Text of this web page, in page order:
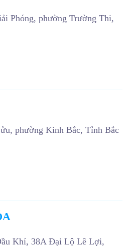
Phóng, phường Trường Thi,
phường Kinh Bắc, Tỉnh Bắc
Khí, 38A Đại Lộ Lê Lợi,